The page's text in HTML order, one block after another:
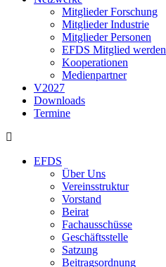
Mitglieder Forschung
Mitglieder Industrie
Mitglieder Personen
EFDS Mitglied werden
Kooperationen
Medienpartner
V2027
Downloads
Termine
EFDS
Über Uns
Vereinsstruktur
Vorstand
Beirat
Fachausschüsse
Geschäftsstelle
Satzung
Beitragsordnung